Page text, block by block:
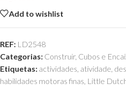
Add to wishlist
REF: LD2548
Categorias: Construir, Cubos e
Etiquetas: actividades, atividade,
habilidades motoras finas, Little